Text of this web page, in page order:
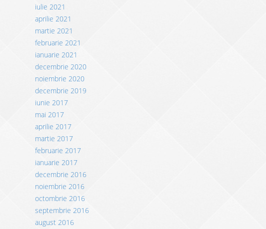
iulie 2021
aprilie 2021
martie 2021
februarie 2021
ianuarie 2021
decembrie 2020
noiembrie 2020
decembrie 2019
iunie 2017
mai 2017
aprilie 2017
martie 2017
februarie 2017
ianuarie 2017
decembrie 2016
noiembrie 2016
octombrie 2016
septembrie 2016
august 2016